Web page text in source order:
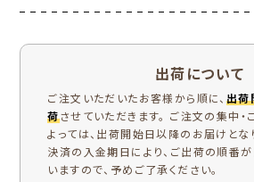
出荷について
ご注文いただいたお客様から順に、 出荷
荷させていただきます。 ご注文の集中・
よっては、出荷開始日以降のお届けとな
決済の入金期日により、ご出荷の順番
いますので、予めご了承ください。